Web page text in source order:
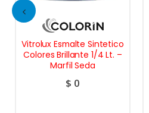
Vitrolux Esmalte Sintetico
Colores Brillante 1/4 Lt. –
Marfil Seda
$ 0